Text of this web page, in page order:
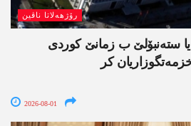
رۆژھەلاتا ناڤین
ستەنبۆلێ ب زمانێ کوردی
کر
2026-08-01